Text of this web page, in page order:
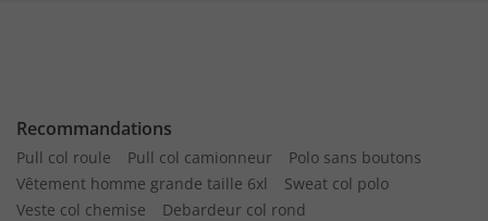
Recommandations
Pull col roule Pull col camionneur
Polo sans boutons
Vêtement homme grande taille 6xl
Sweat col polo
Veste col chemise
Debardeur col rond